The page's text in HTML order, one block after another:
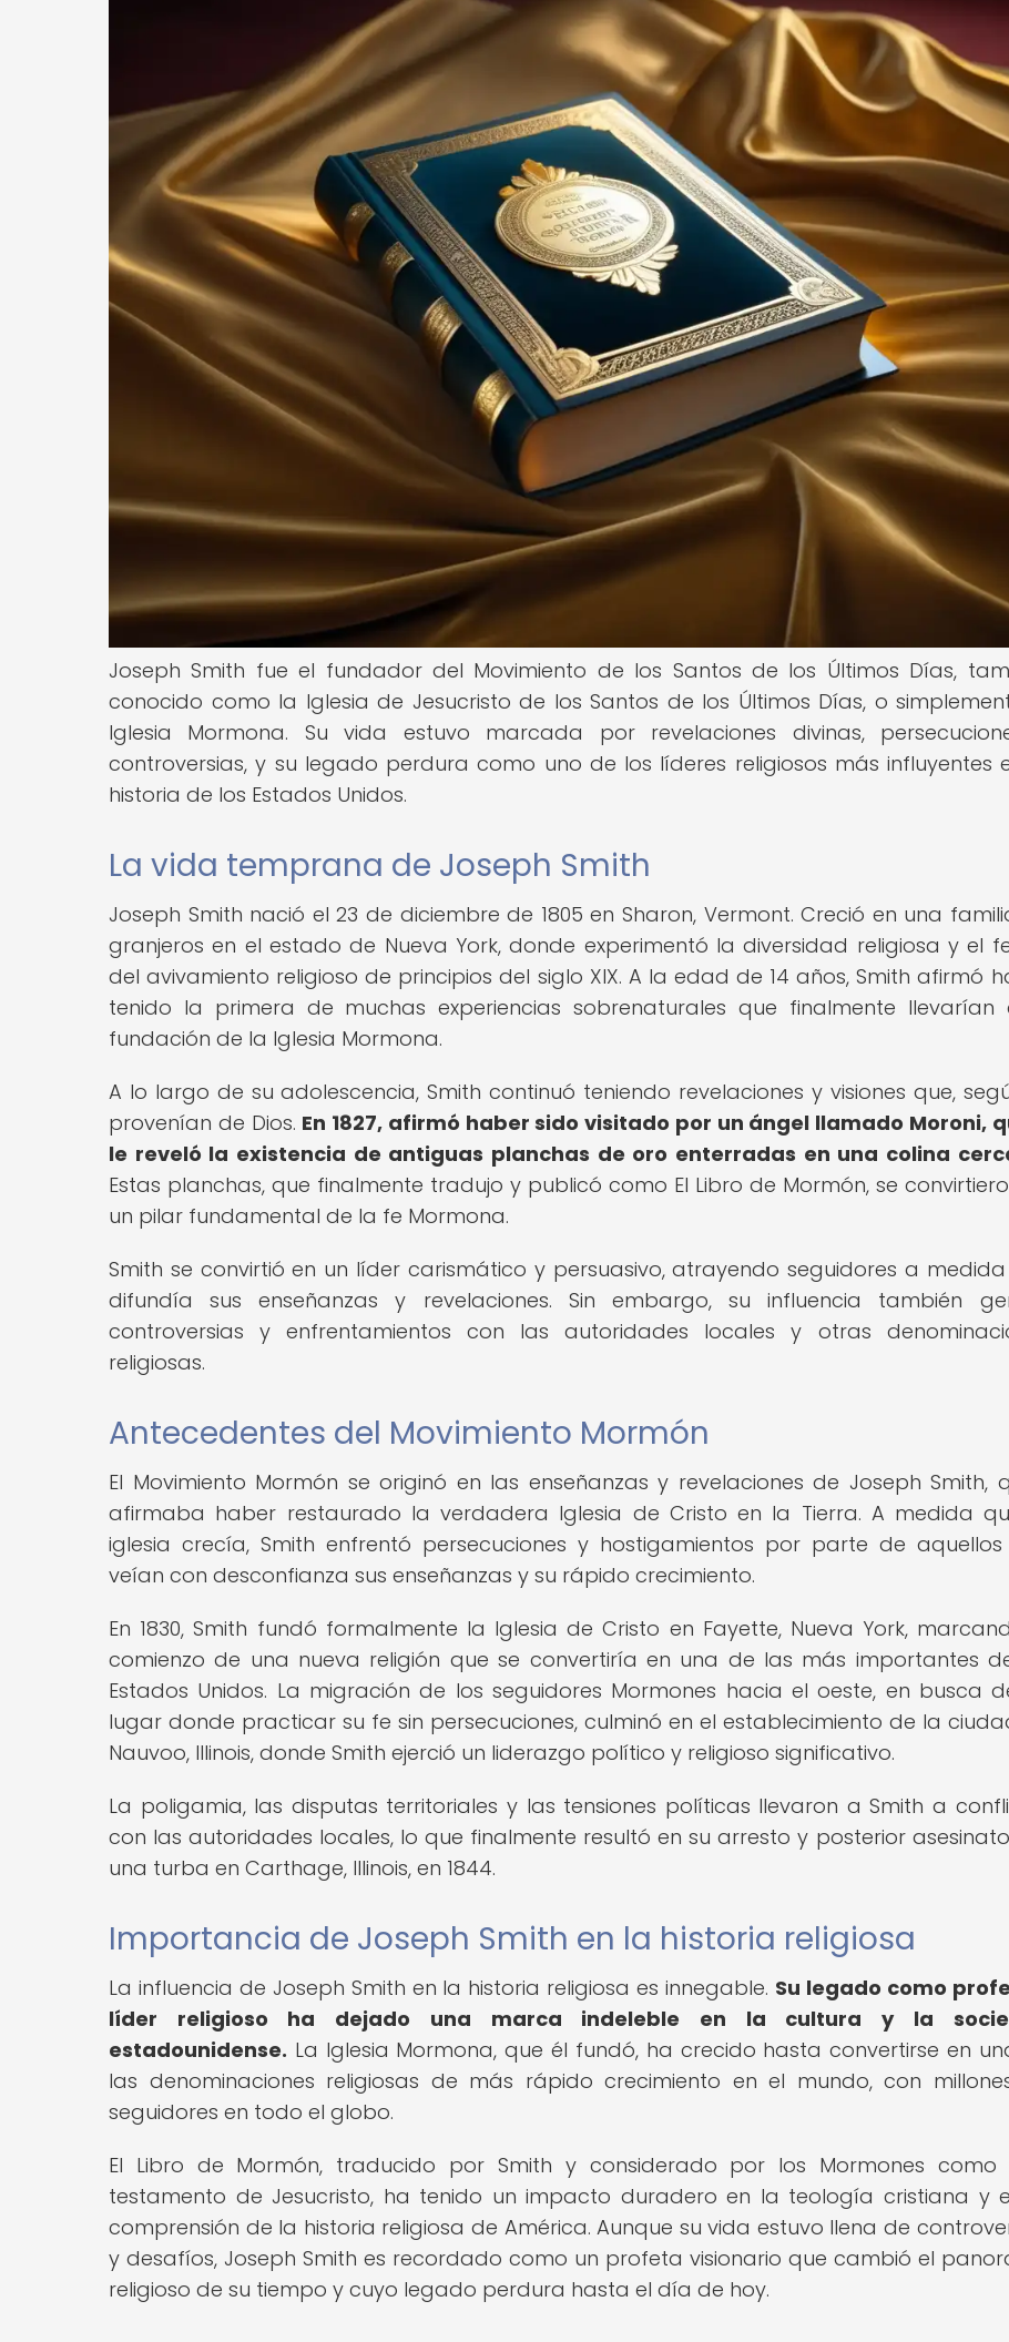
Joseph Smith fue el fundador del Movimiento de los Santos de los Últimos Días,
conocido como la Iglesia de Jesucristo de los Santos de los Últimos Días, o
Iglesia Mormona. Su vida estuvo marcada por revelaciones divinas,
controversias, y su legado perdura como uno de los líderes religiosos más influyentes
historia de los Estados Unidos.
La vida temprana de Joseph Smith
Joseph Smith nació el 23 de diciembre de 1805 en Sharon, Vermont. Creció en una
granjeros en el estado de Nueva York, donde experimentó la diversidad religiosa y el
del avivamiento religioso de principios del siglo XIX. A la edad de 14 años, Smith afirmó
tenido la primera de muchas experiencias sobrenaturales que finalmente
fundación de la Iglesia Mormona.
A lo largo de su adolescencia, Smith continuó teniendo revelaciones y visiones que,
provenían de Dios. En 1827, afirmó haber sido visitado por un ángel llamado Moroni,
le reveló la existencia de antiguas planchas de oro enterradas en una colina
Estas planchas, que finalmente tradujo y publicó como El Libro de Mormón, se
un pilar fundamental de la fe Mormona.
Smith se convirtió en un líder carismático y persuasivo, atrayendo seguidores a
difundía sus enseñanzas y revelaciones. Sin embargo, su influencia también
controversias y enfrentamientos con las autoridades locales y otras
religiosas.
Antecedentes del Movimiento Mormón
El Movimiento Mormón se originó en las enseñanzas y revelaciones de Joseph Smith,
afirmaba haber restaurado la verdadera Iglesia de Cristo en la Tierra. A medida
iglesia crecía, Smith enfrentó persecuciones y hostigamientos por parte de
veían con desconfianza sus enseñanzas y su rápido crecimiento.
En 1830, Smith fundó formalmente la Iglesia de Cristo en Fayette, Nueva York,
comienzo de una nueva religión que se convertiría en una de las más importantes
Estados Unidos. La migración de los seguidores Mormones hacia el oeste, en busca
lugar donde practicar su fe sin persecuciones, culminó en el establecimiento de la
Nauvoo, Illinois, donde Smith ejerció un liderazgo político y religioso significativo.
La poligamia, las disputas territoriales y las tensiones políticas llevaron a Smith a
con las autoridades locales, lo que finalmente resultó en su arresto y posterior
una turba en Carthage, Illinois, en 1844.
Importancia de Joseph Smith en la historia religiosa
La influencia de Joseph Smith en la historia religiosa es innegable. Su legado como
líder religioso ha dejado una marca indeleble en la cultura y la
estadounidense. La Iglesia Mormona, que él fundó, ha crecido hasta convertirse en
las denominaciones religiosas de más rápido crecimiento en el mundo, con
seguidores en todo el globo.
El Libro de Mormón, traducido por Smith y considerado por los Mormones como
testamento de Jesucristo, ha tenido un impacto duradero en la teología cristiana y
comprensión de la historia religiosa de América. Aunque su vida estuvo llena de
y desafíos, Joseph Smith es recordado como un profeta visionario que cambió el
religioso de su tiempo y cuyo legado perdura hasta el día de hoy.